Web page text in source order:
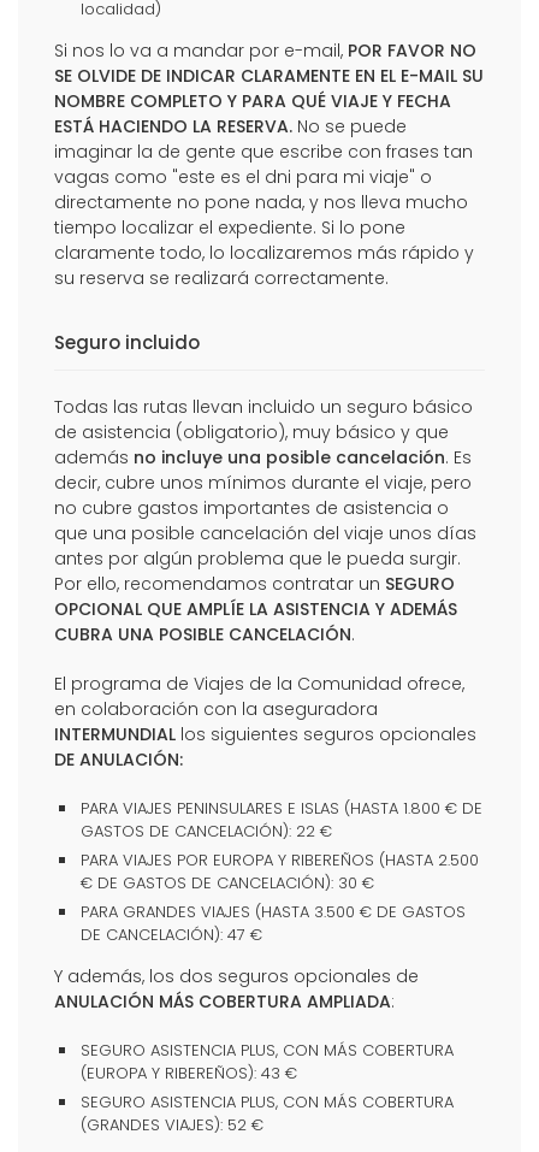
localidad)
Si nos lo va a mandar por e-mail, POR FAVOR NO
SE OLVIDE DE INDICAR CLARAMENTE EN EL E-MAIL SU
NOMBRE COMPLETO Y PARA QUÉ VIAJE Y FECHA
ESTÁ HACIENDO LA RESERVA. No se puede
imaginar la de gente que escribe con frases tan
vagas como "este es el dni para mi viaje" o
directamente no pone nada, y nos lleva mucho
tiempo localizar el expediente. Si lo pone
claramente todo, lo localizaremos más rápido y
su reserva se realizará correctamente.
Seguro incluido
Todas las rutas llevan incluido un seguro básico
de asistencia (obligatorio), muy básico y que
además no incluye una posible cancelación. Es
decir, cubre unos mínimos durante el viaje, pero
no cubre gastos importantes de asistencia o
que una posible cancelación del viaje unos días
antes por algún problema que le pueda surgir.
Por ello, recomendamos contratar un SEGURO
OPCIONAL QUE AMPLÍE LA ASISTENCIA Y ADEMÁS
CUBRA UNA POSIBLE CANCELACIÓN.
El programa de Viajes de la Comunidad ofrece,
en colaboración con la aseguradora
INTERMUNDIAL los siguientes seguros opcionales
DE ANULACIÓN:
PARA VIAJES PENINSULARES E ISLAS (HASTA 1.800 € DE
GASTOS DE CANCELACIÓN): 22 €
PARA VIAJES POR EUROPA Y RIBEREÑOS (HASTA 2.500
€ DE GASTOS DE CANCELACIÓN): 30 €
PARA GRANDES VIAJES (HASTA 3.500 € DE GASTOS
DE CANCELACIÓN): 47 €
Y además, los dos seguros opcionales de
ANULACIÓN MÁS COBERTURA AMPLIADA:
SEGURO ASISTENCIA PLUS, CON MÁS COBERTURA
(EUROPA Y RIBEREÑOS): 43 €
SEGURO ASISTENCIA PLUS, CON MÁS COBERTURA
(GRANDES VIAJES): 52 €